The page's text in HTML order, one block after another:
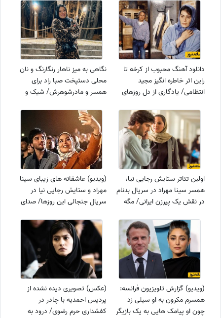
دانلود آهنگ محبوب از کرخه تا
راین اثر خاطره انگیز مجید
انتظامی/ یادگاری از دل روزهای
ایران و عراق
نگاهی به میز ناهار رنگارنگ و نان
محلی دستپخت صبا راد برای
همسر و مادرشوهرش/ شیک و
اولین تئاتر ستایش رجایی نیا،
همسر سینا مهراد در سریال بدنام
در نقش یک پیرزن ایرانی/ مگه
(ویدیو) عاشقانه های زیبای سینا
مهراد و ستایش رجایی نیا در
سریال جنجالی این روزها/ صدای
خون میکنه💔
(ویدیو) گزارش تلویزیون فرانسه:
همسرم مکرون به او سیلی زد
چون او پیامک هایی به یک بازیگر
(عکس) تصویری دیده نشده از
پردیس احمدیه با چادر در
کفشداری حرم رضوی/ درود به